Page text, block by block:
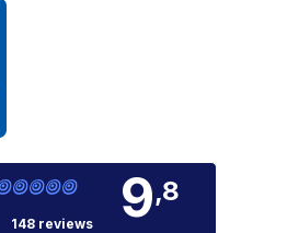
148 reviews 9,8